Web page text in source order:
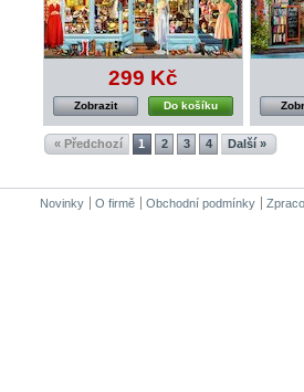
299 Kč
Do košíku
Zobrazit
« Předchozí 1 2 3 4 Další »
Novinky O firmě Obchodní podmínky